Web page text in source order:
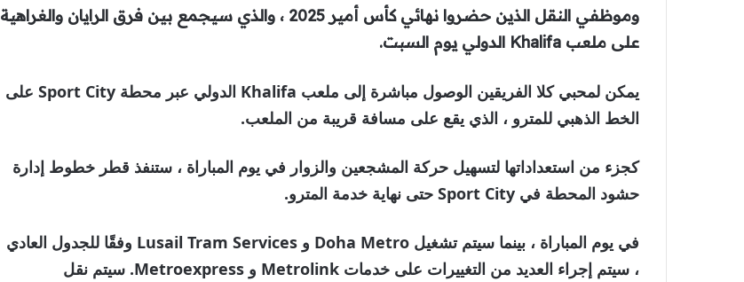
وموظفي النقل الذين حضروا نهائي كأس أمير 2025 ، والذي سيجمع بين فرق الرايان والغراهية
على ملعب Khalifa الدولي يوم السبت.
يمكن لمحبي كلا الفريقين الوصول مباشرة إلى ملعب Khalifa الدولي عبر محطة Sport City على
الخط الذهبي للمترو ، الذي يقع على مسافة قريبة من الملعب.
كجزء من استعداداتها لتسهيل حركة المشجعين والزوار في يوم المباراة ، ستنفذ قطر خطوط إدارة
حشود المحطة في Sport City حتى نهاية خدمة المترو.
في يوم المباراة ، بينما سيتم تشغيل Doha Metro و Lusail Tram Services وفقًا للجدول العادي
، سيتم إجراء العديد من التغييرات على خدمات Metrolink و Metroexpress. سيتم نقل